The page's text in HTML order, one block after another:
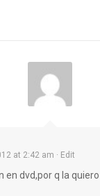
at 2:42 am · Edit
en dvd,por q la